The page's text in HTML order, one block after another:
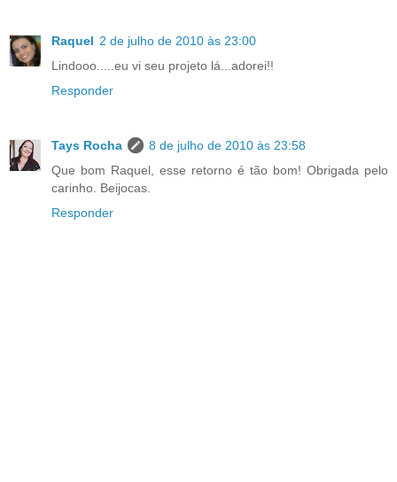
Raquel 2 de julho de 2010 às 23:00
Lindooo.....eu vi seu projeto lá...adorei!!
Responder
Tays Rocha
8 de julho de 2010 às 23:58
Que bom Raquel, esse retorno é tão bom! Obrigada pelo
carinho. Beijocas.
Responder